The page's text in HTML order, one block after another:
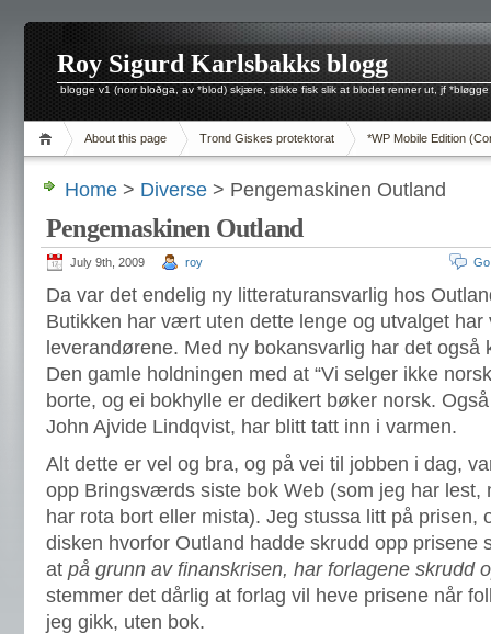
Roy Sigurd Karlsbakks blogg
blogge v1 (norr bloðga, av *blod) skjære, stikke fisk slik at blodet renner ut, jf *bløgge
About this page Trond Giskes protektorat *WP Mobile Edition
Home > Diverse > Pengemaskinen Outland
Pengemaskinen Outland
July 9th, 2009 roy
Da var det endelig ny litteraturansvarlig hos
Butikken har vært uten dette lenge og utvalget
leverandørene. Med ny bokansvarlig har det også
Den gamle holdningen med at “Vi selger ikke
borte, og ei bokhylle er dedikert bøker norsk.
John Ajvide Lindqvist, har blitt tatt inn i varmen.
Alt dette er vel og bra, og på vei til jobben i dag,
opp Bringsværds siste bok Web (som jeg har lest,
har rota bort eller mista). Jeg stussa litt på prisen,
disken hvorfor Outland hadde skrudd opp prisene
at på grunn av finanskrisen, har forlagene skrudd
stemmer det dårlig at forlag vil heve prisene når
jeg gikk, uten bok.